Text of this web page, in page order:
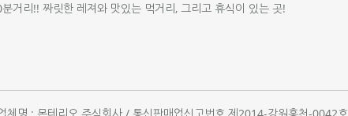
거리!! 짜릿한 레져와 맛있는 먹거리, 그리고 휴식이 있는 곳!